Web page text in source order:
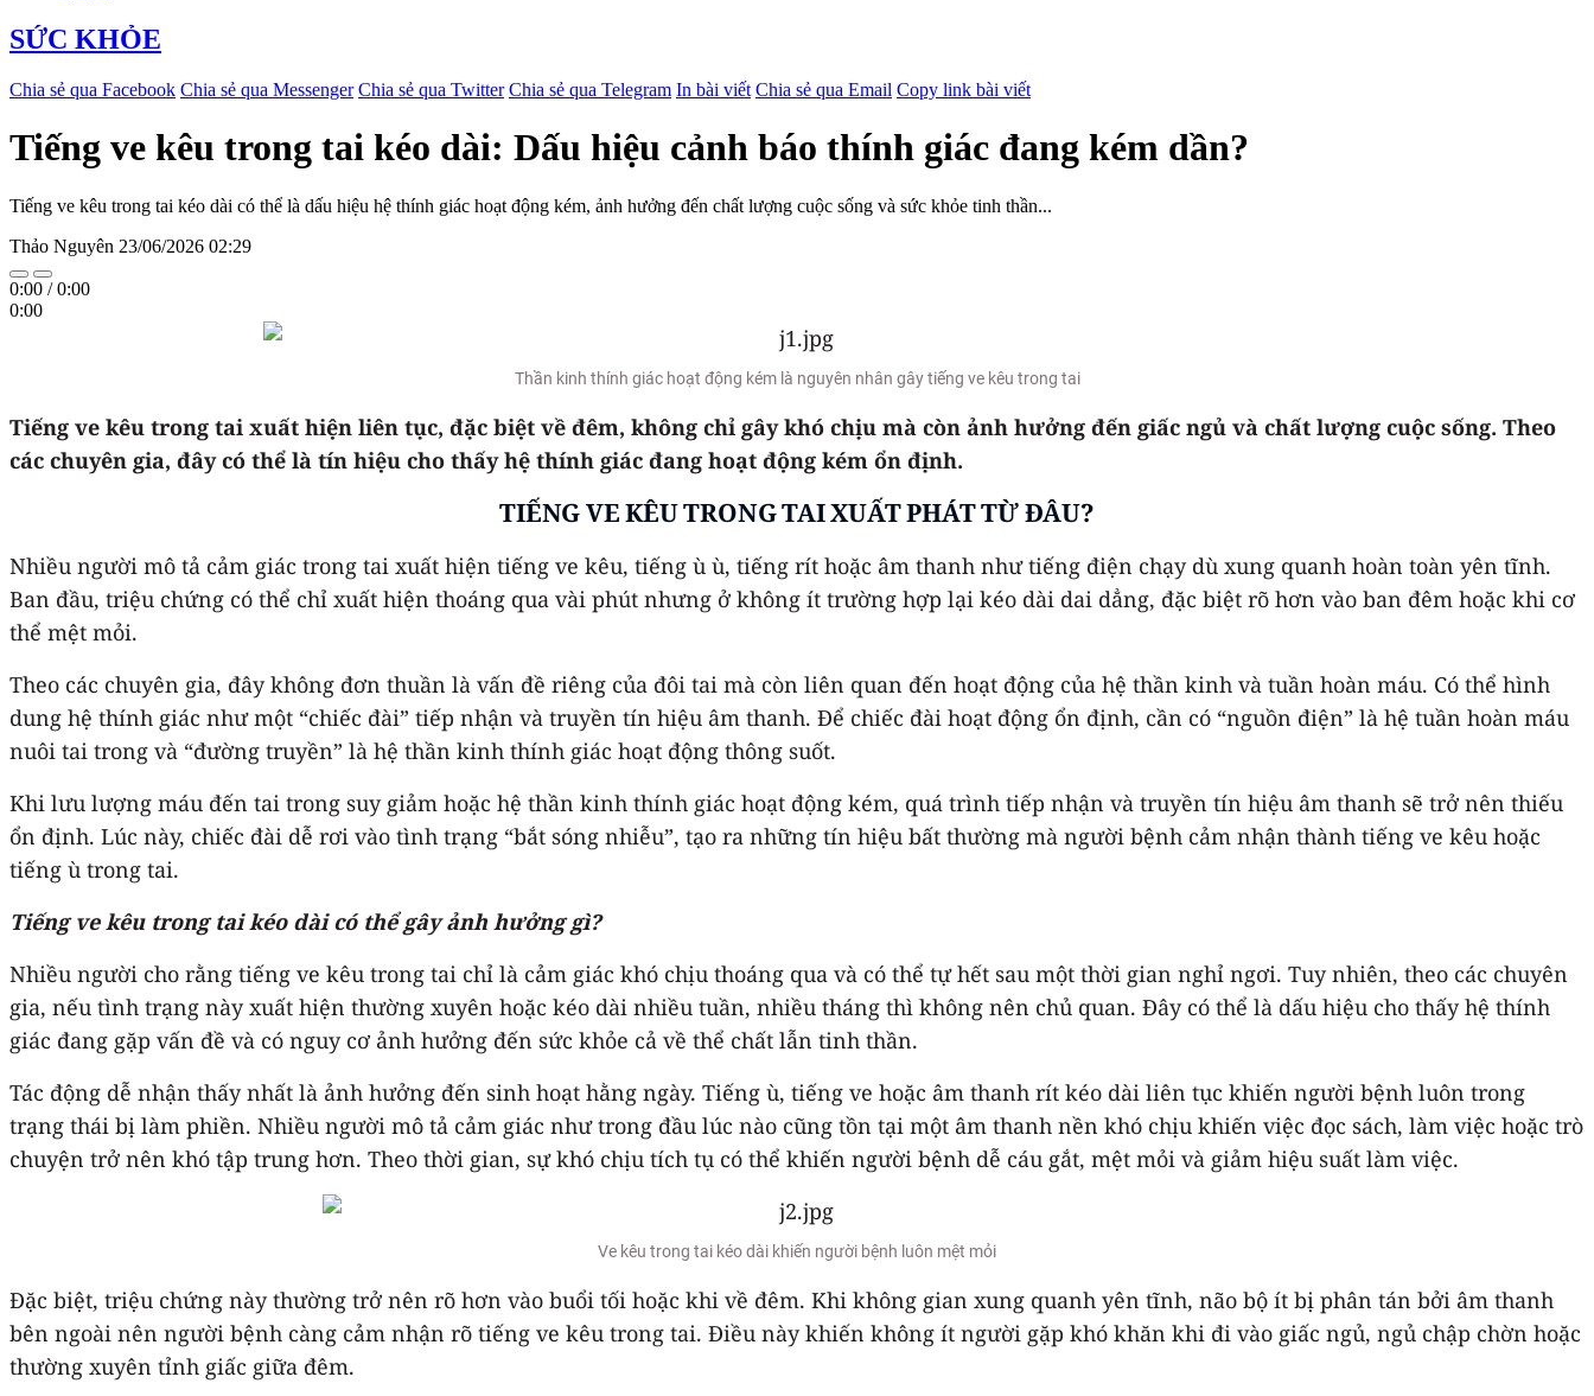
SỨC KHỎE
Chia sẻ qua Facebook Chia sẻ qua Messenger Chia sẻ qua Twitter Chia sẻ qua Telegram In bài viết Chia sẻ qua Email Copy link bài viết
Tiếng ve kêu trong tai kéo dài: Dấu hiệu cảnh báo thính giác đang kém dần?
Tiếng ve kêu trong tai kéo dài có thể là dấu hiệu hệ thính giác hoạt động kém, ảnh hưởng đến chất lượng cuộc sống và sức khỏe tinh thần...
Thảo Nguyên 23/06/2026 02:29
0:00 /0:00
0:00
Thần kinh thính giác hoạt động kém là nguyên nhân gây tiếng ve kêu trong tai
Tiếng ve kêu trong tai xuất hiện liên tục, đặc biệt về đêm, không chỉ gây khó chịu mà còn ảnh hưởng đến giấc ngủ và chất lượng cuộc sống. Theo
các chuyên gia, đây có thể là tín hiệu cho thấy hệ thính giác đang hoạt động kém ổn định.
TIẾNG VE KÊU TRONG TAI XUẤT PHÁT TỪ ĐÂU?
Nhiều người mô tả cảm giác trong tai xuất hiện tiếng ve kêu, tiếng ù ù, tiếng rít hoặc âm thanh như tiếng điện chạy dù xung quanh hoàn toàn yên tĩnh.
Ban đầu, triệu chứng có thể chỉ xuất hiện thoáng qua vài phút nhưng ở không ít trường hợp lại kéo dài dai dẳng, đặc biệt rõ hơn vào ban đêm hoặc khi cơ
thể mệt mỏi.
Theo các chuyên gia, đây không đơn thuần là vấn đề riêng của đôi tai mà còn liên quan đến hoạt động của hệ thần kinh và tuần hoàn máu. Có thể hình
dung hệ thính giác như một “chiếc đài” tiếp nhận và truyền tín hiệu âm thanh. Để chiếc đài hoạt động ổn định, cần có “nguồn điện” là hệ tuần hoàn máu
nuôi tai trong và “đường truyền” là hệ thần kinh thính giác hoạt động thông suốt.
Khi lưu lượng máu đến tai trong suy giảm hoặc hệ thần kinh thính giác hoạt động kém, quá trình tiếp nhận và truyền tín hiệu âm thanh sẽ trở nên thiếu
ổn định. Lúc này, chiếc đài dễ rơi vào tình trạng “bắt sóng nhiễu”, tạo ra những tín hiệu bất thường mà người bệnh cảm nhận thành tiếng ve kêu hoặc
tiếng ù trong tai.
Tiếng ve kêu trong tai kéo dài có thể gây ảnh hưởng gì?
Nhiều người cho rằng tiếng ve kêu trong tai chỉ là cảm giác khó chịu thoáng qua và có thể tự hết sau một thời gian nghỉ ngơi. Tuy nhiên, theo các chuyên
gia, nếu tình trạng này xuất hiện thường xuyên hoặc kéo dài nhiều tuần, nhiều tháng thì không nên chủ quan. Đây có thể là dấu hiệu cho thấy hệ thính
giác đang gặp vấn đề và có nguy cơ ảnh hưởng đến sức khỏe cả về thể chất lẫn tinh thần.
Tác động dễ nhận thấy nhất là ảnh hưởng đến sinh hoạt hằng ngày. Tiếng ù, tiếng ve hoặc âm thanh rít kéo dài liên tục khiến người bệnh luôn trong
trạng thái bị làm phiền. Nhiều người mô tả cảm giác như trong đầu lúc nào cũng tồn tại một âm thanh nền khó chịu khiến việc đọc sách, làm việc hoặc trò
chuyện trở nên khó tập trung hơn. Theo thời gian, sự khó chịu tích tụ có thể khiến người bệnh dễ cáu gắt, mệt mỏi và giảm hiệu suất làm việc.
Ve kêu trong tai kéo dài khiến người bệnh luôn mệt mỏi
Đặc biệt, triệu chứng này thường trở nên rõ hơn vào buổi tối hoặc khi về đêm. Khi không gian xung quanh yên tĩnh, não bộ ít bị phân tán bởi âm thanh
bên ngoài nên người bệnh càng cảm nhận rõ tiếng ve kêu trong tai. Điều này khiến không ít người gặp khó khăn khi đi vào giấc ngủ, ngủ chập chờn hoặc
thường xuyên tỉnh giấc giữa đêm.